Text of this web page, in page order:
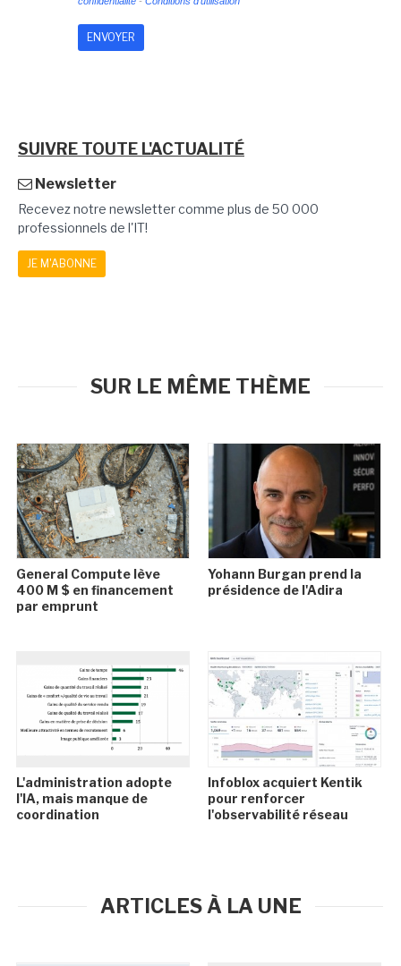
SUIVRE TOUTE L'ACTUALITÉ
Newsletter
Recevez notre newsletter comme plus de 50 000
professionnels de l'IT!
JE M'ABONNE
SUR LE MÊME THÈME
General Compute lève
400 M $ en financement
par emprunt
Yohann Burgan prend la
présidence de l'Adira
L'administration adopte
l'IA, mais manque de
coordination
Infoblox acquiert Kentik
pour renforcer
l'observabilité réseau
ARTICLES À LA UNE